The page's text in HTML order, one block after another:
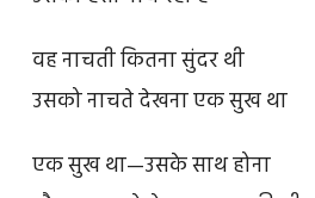
वह नाचती कितना सुंदर थी
उसको नाचते देखना एक सुख था
एक सुख था—उसके साथ होना